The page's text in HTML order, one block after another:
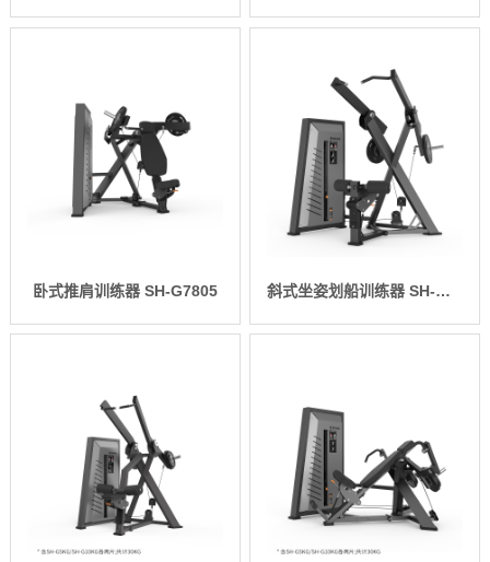
卧式推肩训练器 SH-G7805 斜式坐姿划船训练器 SH-G7804